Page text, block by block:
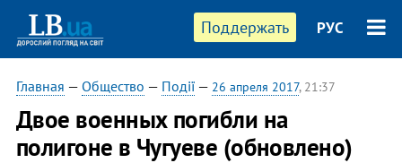
Поддержать РУС
Главная — Общество — Події— 26 апреля 2017, 21:37
Двое военных погибли на
полигоне в Чугуеве (обновлено)